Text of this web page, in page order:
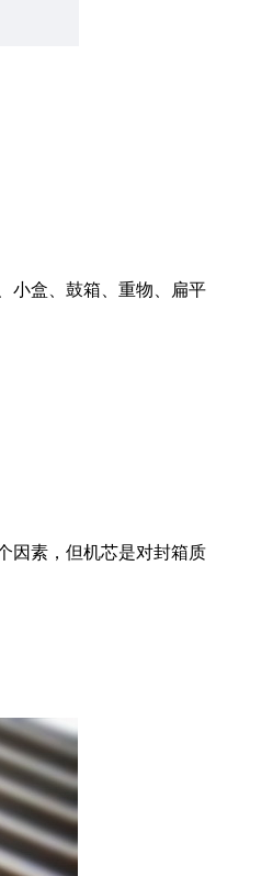
小盒、鼓箱、重物、扁平
因素，但机芯是对封箱质